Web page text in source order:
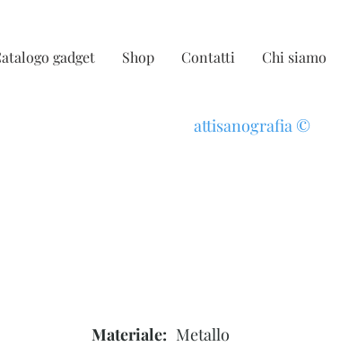
gadget Shop Contatti Chi siamo
attisanografia ©
Materiale: Metallo